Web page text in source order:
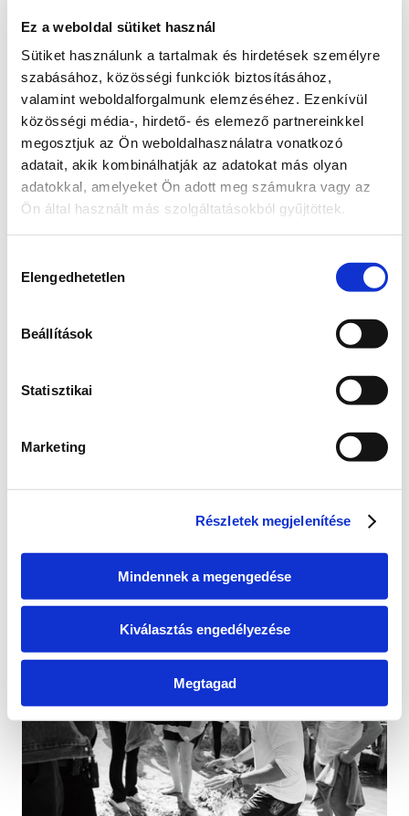
Ez a weboldal sütiket használ
Sütiket használunk a tartalmak és hirdetések személyre
szabásához, közösségi funkciók biztosításához,
valamint weboldalforgalmunk elemzéséhez. Ezenkívül
közösségi média-, hirdető- és elemező partnereinkkel
megosztjuk az Ön weboldalhasználatra vonatkozó
adatait, akik kombinálhatják az adatokat más olyan
adatokkal, amelyeket Ön adott meg számukra vagy az
Ön által használt más szolgáltatásokból gyűjtöttek.
kiválasztása
Elengedhetetlen
Beállítások
Statisztikai
Marketing
Részletek megjelenítése
Mindennek a megengedése
Kiválasztás engedélyezése
Megtagad
Elindul a társadalmi
Több mint 2000-en támogatták a kezdeményezést,
egyeztetés induljon. Ez fontos visszajelzés arról,
hogy sokaknak szívügye a tó sorsa.
Most az egyeztetés előkészítésén dolgozunk, hogy
minden érintett – a helyiek, a horgászok, a
elmondhassa a véleményét. A részletekkel
hamarosan jelentkezem. Köszönöm a bizalmat és
az eddigi támogatást!
Cikk megtekintése